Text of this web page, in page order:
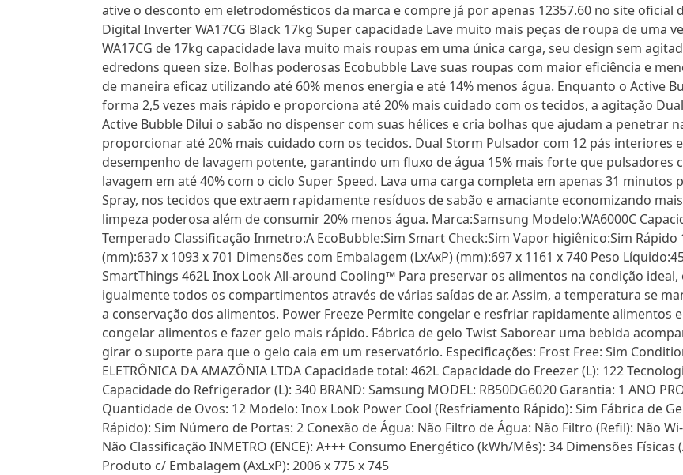
ative o desconto em eletrodomésticos da marca e compre já por apenas 12357.60 no site oficial
Digital Inverter WA17CG Black 17kg Super capacidade Lave muito mais peças de roupa de uma
WA17CG de 17kg capacidade lava muito mais roupas em uma única carga, seu design sem
edredons queen size. Bolhas poderosas Ecobubble Lave suas roupas com maior eficiência e
de maneira eficaz utilizando até 60% menos energia e até 14% menos água. Enquanto o Active
forma 2,5 vezes mais rápido e proporciona até 20% mais cuidado com os tecidos, a agitação
Active Bubble Dilui o sabão no dispenser com suas hélices e cria bolhas que ajudam a penetrar
proporcionar até 20% mais cuidado com os tecidos. Dual Storm Pulsador com 12 pás interiores
desempenho de lavagem potente, garantindo um fluxo de água 15% mais forte que pulsadores
lavagem em até 40% com o ciclo Super Speed. Lava uma carga completa em apenas 31
Spray, nos tecidos que extraem rapidamente resíduos de sabão e amaciante economizando
limpeza poderosa além de consumir 20% menos água. Marca:Samsung Modelo:WA6000C
Temperado Classificação Inmetro:A EcoBubble:Sim Smart Check:Sim Vapor higiênico:Sim Rápido
(mm):637 x 1093 x 701 Dimensões com Embalagem (LxAxP) (mm):697 x 1161 x 740 Peso
SmartThings 462L Inox Look All-around Cooling™ Para preservar os alimentos na condição
igualmente todos os compartimentos através de várias saídas de ar. Assim, a temperatura se
a conservação dos alimentos. Power Freeze Permite congelar e resfriar rapidamente alimentos
congelar alimentos e fazer gelo mais rápido. Fábrica de gelo Twist Saborear uma bebida
girar o suporte para que o gelo caia em um reservatório. Especificações: Frost Free: Sim
ELETRÔNICA DA AMAZÔNIA LTDA Capacidade total: 462L Capacidade do Freezer (L): 122
Capacidade do Refrigerador (L): 340 BRAND: Samsung MODEL: RB50DG6020 Garantia: 1 ANO
Quantidade de Ovos: 12 Modelo: Inox Look Power Cool (Resfriamento Rápido): Sim Fábrica de
Rápido): Sim Número de Portas: 2 Conexão de Água: Não Filtro de Água: Não Filtro (Refil): Não
Não Classificação INMETRO (ENCE): A+++ Consumo Energético (kWh/Mês): 34 Dimensões Físicas
Produto c/ Embalagem (AxLxP): 2006 x 775 x 745